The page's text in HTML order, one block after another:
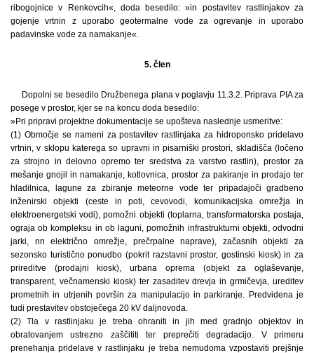
ribogojnice v Renkovcih«, doda besedilo: »in postavitev rastlinjakov za
gojenje vrtnin z uporabo geotermalne vode za ogrevanje in uporabo
padavinske vode za namakanje«.
5. člen
Dopolni se besedilo Družbenega plana v poglavju 11.3.2. Priprava PIA za
posege v prostor, kjer se na koncu doda besedilo:
»Pri pripravi projektne dokumentacije se upošteva naslednje usmeritve:
(1) Območje se nameni za postavitev rastlinjaka za hidroponsko pridelavo
vrtnin, v sklopu katerega so upravni in pisarniški prostori, skladišča (ločeno
za strojno in delovno opremo ter sredstva za varstvo rastlin), prostor za
mešanje gnojil in namakanje, kotlovnica, prostor za pakiranje in prodajo ter
hladilnica, lagune za zbiranje meteorne vode ter pripadajoči gradbeno
inženirski objekti (ceste in poti, cevovodi, komunikacijska omrežja in
elektroenergetski vodi), pomožni objekti (toplarna, transformatorska postaja,
ograja ob kompleksu in ob laguni, pomožnih infrastrukturni objekti, odvodni
jarki, nn električno omrežje, prečrpalne naprave), začasnih objekti za
sezonsko turistično ponudbo (pokrit razstavni prostor, gostinski kiosk) in za
prireditve (prodajni kiosk), urbana oprema (objekt za oglaševanje,
transparent, večnamenski kiosk) ter zasaditev drevja in grmičevja, ureditev
prometnih in utrjenih površin za manipulacijo in parkiranje. Predvidena je
tudi prestavitev obstoječega 20 kV daljnovoda.
(2) Tla v rastlinjaku je treba ohraniti in jih med gradnjo objektov in
obratovanjem ustrezno zaščititi ter preprečiti degradacijo. V primeru
prenehanja pridelave v rastlinjaku je treba nemudoma vzpostaviti prejšnje